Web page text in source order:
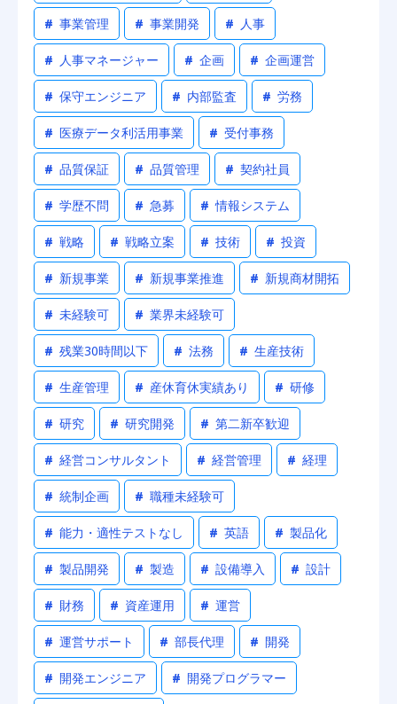
# 事業管理 # 事業開発 # 人事
# 人事マネージャー # 企画 # 企画運営
# 保守エンジニア # 内部監査 # 労務
# 医療データ利活用事業 # 受付事務
# 品質保証 # 品質管理 # 契約社員
# 学歴不問 # 急募 # 情報システム
# 戦略 # 戦略立案 # 技術 # 投資
# 新規事業 # 新規事業推進 # 新規商材開拓
# 未経験可 # 業界未経験可
# 残業30時間以下 # 法務 # 生産技術
# 生産管理 # 産休育休実績あり # 研修
# 研究 # 研究開発 # 第二新卒歓迎
# 経営コンサルタント # 経営管理 # 経理
# 統制企画 # 職種未経験可
# 能力・適性テストなし # 英語 # 製品化
# 製品開発 # 製造 # 設備導入 # 設計
# 財務 # 資産運用 # 運営
# 運営サポート # 部長代理 # 開発
# 開発エンジニア # 開発プログラマー